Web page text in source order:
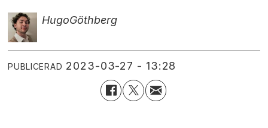
HugoGöthberg
PUBLICERAD 2023-03-27 - 13:28